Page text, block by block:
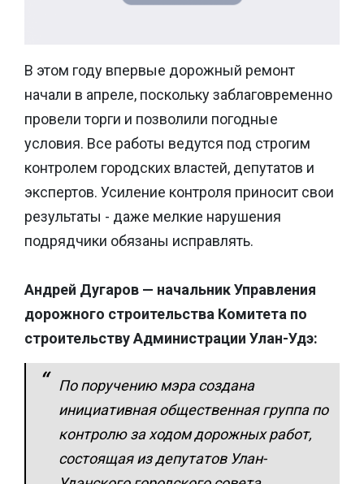
В этом году впервые дорожный ремонт
начали в апреле, поскольку заблаговременно
провели торги и позволили погодные
условия. Все работы ведутся под строгим
контролем городских властей, депутатов и
экспертов. Усиление контроля приносит свои
результаты - даже мелкие нарушения
подрядчики обязаны исправлять.
Андрей Дугаров — начальник Управления
дорожного строительства Комитета по
строительству Администрации Улан-Удэ:
По поручению мэра создана
инициативная общественная группа по
контролю за ходом дорожных работ,
состоящая из депутатов Улан-